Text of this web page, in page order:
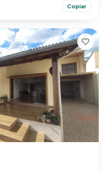
Copiar